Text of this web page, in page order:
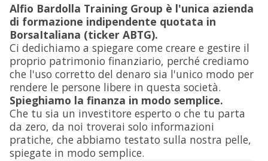
Alfio Bardolla Training Group è l'unica azienda
di formazione indipendente quotata in
BorsaItaliana (ticker ABTG).
Ci dedichiamo a spiegare come creare e gestire il
proprio patrimonio finanziario, perché crediamo
che l'uso corretto del denaro sia l'unico modo per
rendere le persone libere in questa società.
Spieghiamo la finanza in modo semplice.
Che tu sia un investitore esperto o che tu parta
da zero, da noi troverai solo informazioni
pratiche, che abbiamo testato sulla nostra pelle,
spiegate in modo semplice.